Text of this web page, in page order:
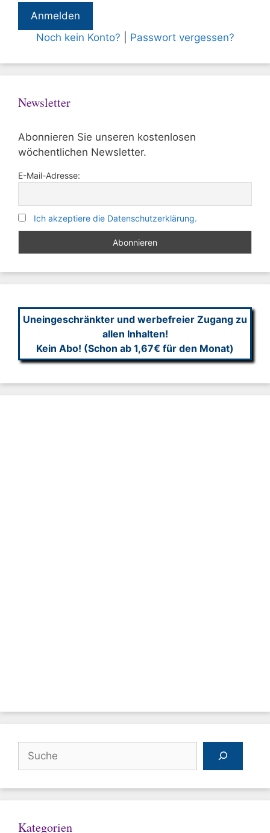
Noch kein Konto? Passwort vergessen?
Newsletter
Abonnieren Sie unseren kostenlosen
wöchentlichen Newsletter.
E-Mail-Adresse:
Ich akzeptiere die Datenschutzerklärung.
Uneingeschränkter und werbefreier Zugang zu
allen Inhalten!
Kein Abo! (Schon ab 1,67€ für den Monat)
Kategorien